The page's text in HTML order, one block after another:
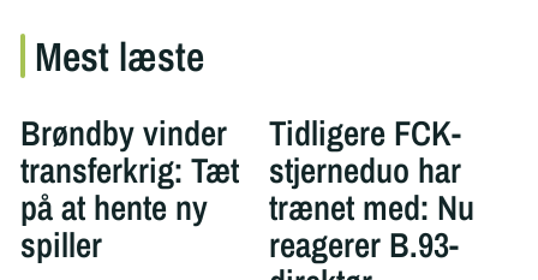
Mest læste
Brøndby vinder
transferkrig: Tæt
på at hente ny
spiller
Tidligere FCK-
stjerneduo har
trænet med: Nu
reagerer B.93-